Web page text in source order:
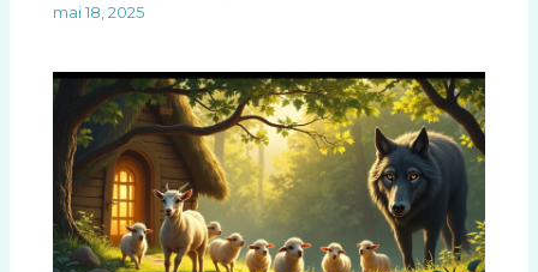
mai 18, 2025